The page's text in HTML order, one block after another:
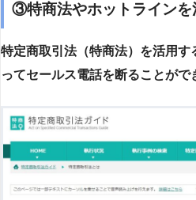
③特商法やホットラインを
特定商取引法（特商法）を活用
ってセールス電話を断ることがで